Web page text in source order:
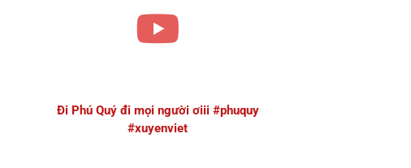
Đi Phú Quý đi mọi người ơiii #phuquy
#xuyenviet